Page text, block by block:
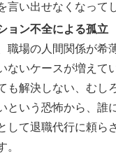
言い出せなくなって
ョン不全による孤立
職場の人間関係が希
ないケースが増えて
も解決しない、むし
という恐怖から、誰
して退職代行に頼ら
。